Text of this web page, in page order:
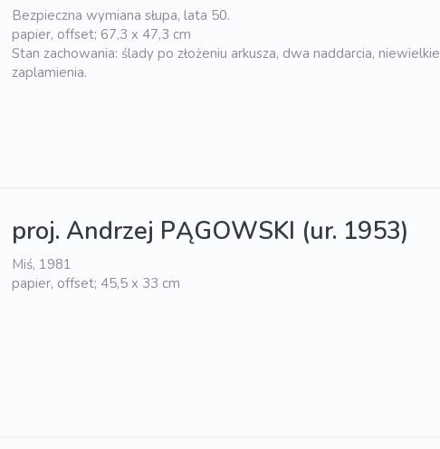
Bezpieczna wymiana słupa, lata 50.
papier, offset; 67,3 x 47,3 cm
Stan zachowania: ślady po złożeniu arkusza, dwa naddarcia, niewielkie
zaplamienia.
proj. Andrzej PĄGOWSKI (ur. 1953)
Miś, 1981
papier, offset; 45,5 x 33 cm